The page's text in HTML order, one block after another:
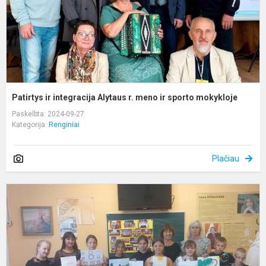
Patirtys ir integracija Alytaus r. meno ir sporto mokykloje
Paskelbta: 2024-09-27
Kategorija: Renginiai
Plačiau